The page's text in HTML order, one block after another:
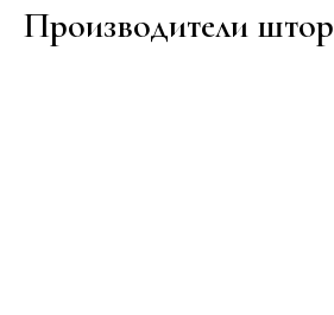
Производители штор